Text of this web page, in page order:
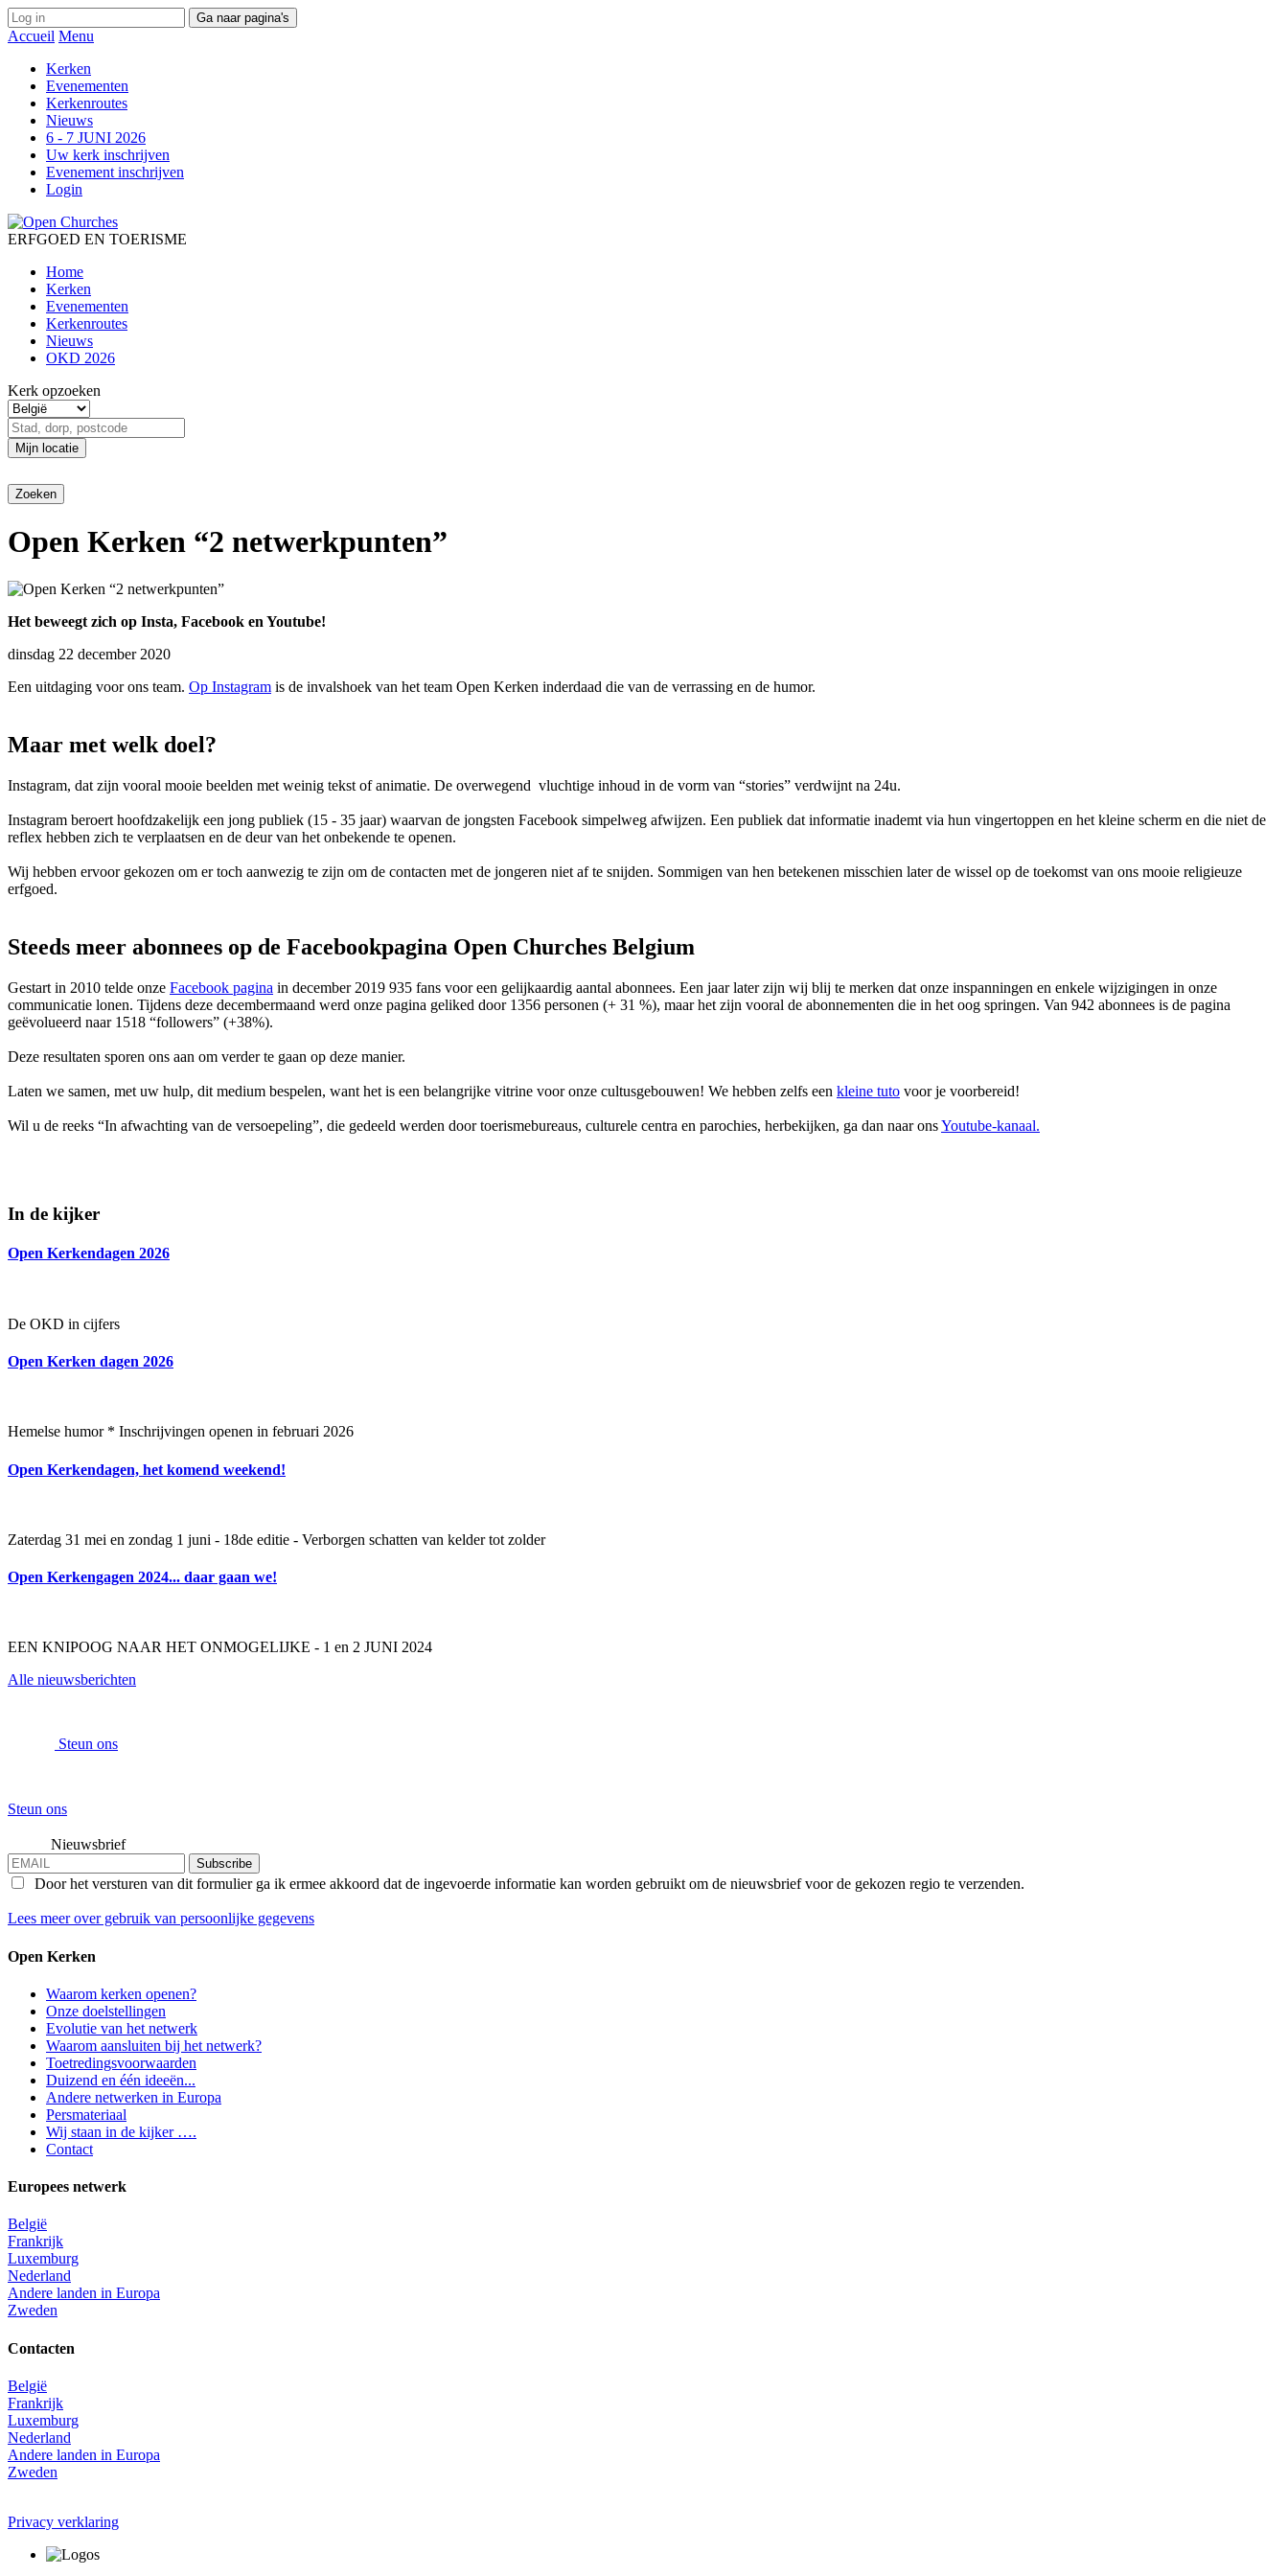
Ga naar pagina's
Accueil Menu
Kerken
Evenementen
Kerkenroutes
Nieuws
6 - 7 JUNI 2026
Uw kerk inschrijven
Evenement inschrijven
Login
ERFGOED EN TOERISME
Home
Kerken
Evenementen
Kerkenroutes
Nieuws
OKD 2026
Kerk opzoeken
Mijn locatie
Open Kerken “2 netwerkpunten”
Het beweegt zich op Insta, Facebook en Youtube!
dinsdag 22 december 2020
Een uitdaging voor ons team. Op Instagram is de invalshoek van het team Open Kerken inderdaad die van de verrassing en de humor.
Maar met welk doel?
Instagram, dat zijn vooral mooie beelden met weinig tekst of animatie. De overwegend vluchtige inhoud in de vorm van “stories” verdwijnt na 24u.
Instagram beroert hoofdzakelijk een jong publiek (15 - 35 jaar) waarvan de jongsten Facebook simpelweg afwijzen. Een publiek dat informatie inademt via hun vingertoppen en het kleine scherm en die niet de
reflex hebben zich te verplaatsen en de deur van het onbekende te openen.
Wij hebben ervoor gekozen om er toch aanwezig te zijn om de contacten met de jongeren niet af te snijden. Sommigen van hen betekenen misschien later de wissel op de toekomst van ons mooie religieuze
erfgoed.
Steeds meer abonnees op de Facebookpagina Open Churches Belgium
Gestart in 2010 telde onze Facebook pagina in december 2019 935 fans voor een gelijkaardig aantal abonnees. Een jaar later zijn wij blij te merken dat onze inspanningen en enkele wijzigingen in onze
communicatie lonen. Tijdens deze decembermaand werd onze pagina geliked door 1356 personen (+ 31 %), maar het zijn vooral de abonnementen die in het oog springen. Van 942 abonnees is de pagina
geëvolueerd naar 1518 “followers” (+38%).
Deze resultaten sporen ons aan om verder te gaan op deze manier.
Laten we samen, met uw hulp, dit medium bespelen, want het is een belangrijke vitrine voor onze cultusgebouwen! We hebben zelfs een kleine tuto voor je voorbereid!
Wil u de reeks “In afwachting van de versoepeling”, die gedeeld werden door toerismebureaus, culturele centra en parochies, herbekijken, ga dan naar onsYoutube-kanaal.
In de kijker
Open Kerkendagen 2026
De OKD in cijfers
Open Kerken dagen 2026
Hemelse humor * Inschrijvingen openen in februari 2026
Open Kerkendagen, het komend weekend!
Zaterdag 31 mei en zondag 1 juni - 18de editie - Verborgen schatten van kelder tot zolder
Open Kerkengagen 2024... daar gaan we!
EEN KNIPOOG NAAR HET ONMOGELIJKE - 1 en 2 JUNI 2024
Alle nieuwsberichten
Steun ons
Steun ons
Nieuwsbrief
Subscribe
Door het versturen van dit formulier ga ik ermee akkoord dat de ingevoerde informatie kan worden gebruikt om de nieuwsbrief voor de gekozen regio te verzenden.
Lees meer over gebruik van persoonlijke gegevens
Open Kerken
Waarom kerken openen?
Onze doelstellingen
Evolutie van het netwerk
Waarom aansluiten bij het netwerk?
Toetredingsvoorwaarden
Duizend en één ideeën...
Andere netwerken in Europa
Persmateriaal
Wij staan in de kijker ….
Contact
Europees netwerk
België
Frankrijk
Luxemburg
Nederland
Andere landen in Europa
Zweden
Contacten
België
Frankrijk
Luxemburg
Nederland
Andere landen in Europa
Zweden
Privacy verklaring